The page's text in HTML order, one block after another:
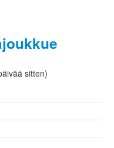
sitten)